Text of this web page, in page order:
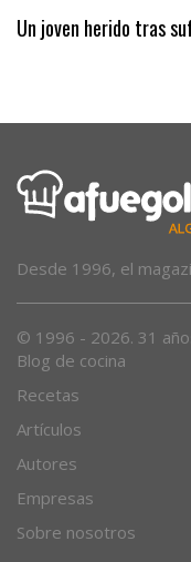
Blog de cocina
Recetas
Artículos
Autores
Empresas